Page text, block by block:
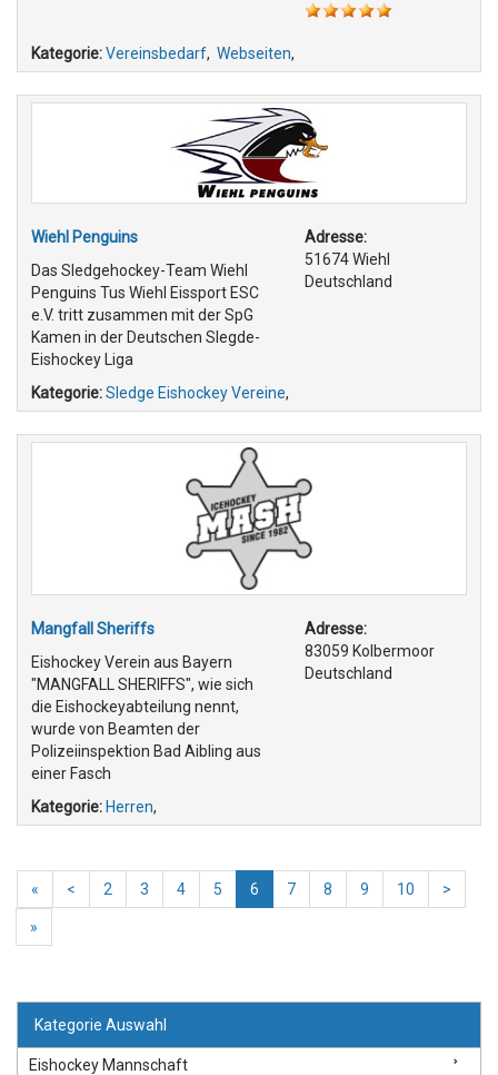
Kategorie:Vereinsbedarf, Webseiten,
Wiehl Penguins
Das Sledgehockey-Team Wiehl
Penguins Tus Wiehl Eissport ESC
e.V. tritt zusammen mit der SpG
Kamen in der Deutschen Slegde-
Eishockey Liga
Adresse:
51674 Wiehl
Deutschland
Kategorie:Sledge Eishockey Vereine,
Mangfall Sheriffs
Eishockey Verein aus Bayern
"MANGFALL SHERIFFS", wie sich
die Eishockeyabteilung nennt,
wurde von Beamten der
Polizeiinspektion Bad Aibling aus
einer Fasch
Adresse:
83059 Kolbermoor
Deutschland
Kategorie: Herren,
« < 2 3 4 5 6 7 8 9 10 >
»
Kategorie Auswahl
Eishockey Mannschaft